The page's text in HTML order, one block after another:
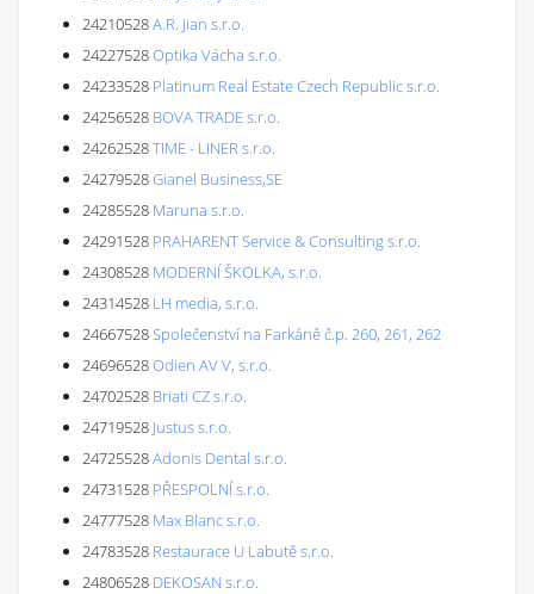
24210528A.R. Jian s.r.o.
24227528Optika Vácha s.r.o.
24233528 Platinum Real Estate Czech Republic s.r.o.
24256528 BOVA TRADE s.r.o.
24262528TIME - LINER s.r.o.
24279528Gianel Business,SE
24285528 Maruna s.r.o.
24291528 PRAHARENT Service & Consulting s.r.o.
24308528 MODERNÍ ŠKOLKA, s.r.o.
24314528 LH media, s.r.o.
24667528Společenství na Farkáně č.p. 260, 261, 262
24696528Odien AV V, s.r.o.
24702528 Briati CZ s.r.o.
24719528 Justus s.r.o.
24725528Adonis Dental s.r.o.
24731528 PŘESPOLNÍ s.r.o.
24777528 Max Blanc s.r.o.
24783528 Restaurace U Labutě s.r.o.
24806528 DEKOSAN s.r.o.